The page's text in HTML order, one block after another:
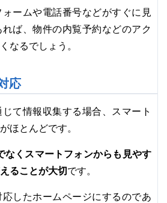
ームや電話番号などがすぐに見
ば、物件の内覧予約などのアク
なるでしょう。
応
て情報収集する場合、スマート
ほとんどです。
なくスマートフォンからも見やす
ることが大切です。
したホームページにするのであ